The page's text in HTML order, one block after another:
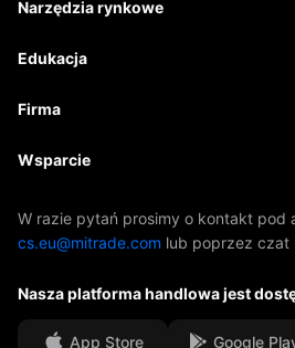
Zarządzanie ryzykiem
Narzędzia rynkowe
Kalendarz ekonomiczny
Aktualności
Edukacja
Podstawy
EBook
Firma
O firmie Mitrade
Nasze nagrody
Centrum medialne
Możliwości kariery
Wsparcie
Centrum pomocy
Często zadawane pytania
W razie pytań prosimy o kontakt pod
cs.eu@mitrade.com lub poprzez czat
Nasza platforma handlowa jest
App Store Google